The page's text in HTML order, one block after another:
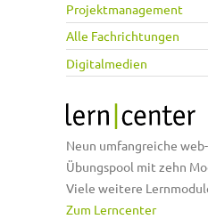
Projektmanagement
Alle Fachrichtungen
Digitalmedien
Neun umfangreiche
Übungspool mit zehn
Viele weitere
Zum Lerncenter